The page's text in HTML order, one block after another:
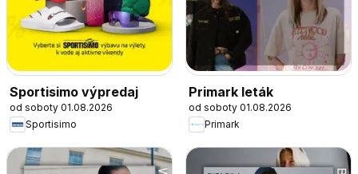
Sportisimo výpredaj
od soboty 01.08.2026
Sportisimo
Primark leták
od soboty 01.08.2026
Primark